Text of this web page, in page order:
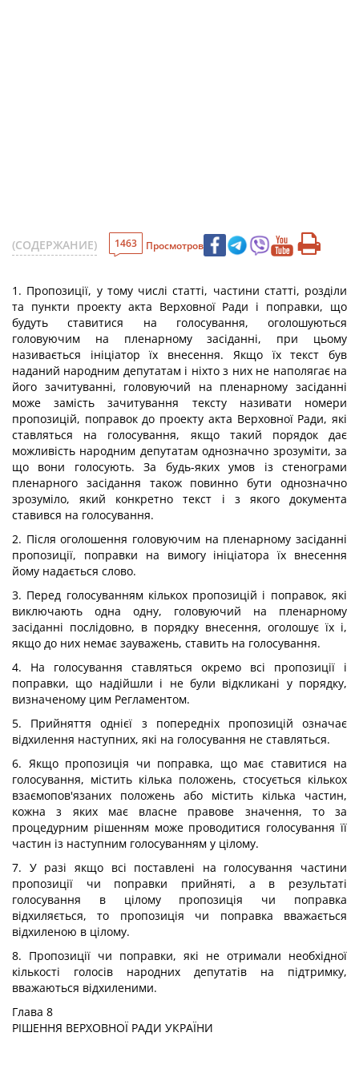
(СОДЕРЖАНИЕ) 1463 Просмотров
1. Пропозиції, у тому числі статті, частини статті, розділи
та пункти проекту акта Верховної Ради і поправки, що
будуть ставитися на голосування, оголошуються
головуючим на пленарному засіданні, при цьому
називається ініціатор їх внесення. Якщо їх текст був
наданий народним депутатам і ніхто з них не наполягає на
його зачитуванні, головуючий на пленарному засіданні
може замість зачитування тексту називати номери
пропозицій, поправок до проекту акта Верховної Ради, які
ставляться на голосування, якщо такий порядок дає
можливість народним депутатам однозначно зрозуміти, за
що вони голосують. За будь-яких умов із стенограми
пленарного засідання також повинно бути однозначно
зрозуміло, який конкретно текст і з якого документа
ставився на голосування.
2. Після оголошення головуючим на пленарному засіданні
пропозиції, поправки на вимогу ініціатора їх внесення
йому надається слово.
3. Перед голосуванням кількох пропозицій і поправок, які
виключають одна одну, головуючий на пленарному
засіданні послідовно, в порядку внесення, оголошує їх і,
якщо до них немає зауважень, ставить на голосування.
4. На голосування ставляться окремо всі пропозиції і
поправки, що надійшли і не були відкликані у порядку,
визначеному цим Регламентом.
5. Прийняття однієї з попередніх пропозицій означає
відхилення наступних, які на голосування не ставляться.
6. Якщо пропозиція чи поправка, що має ставитися на
голосування, містить кілька положень, стосується кількох
взаємопов'язаних положень або містить кілька частин,
кожна з яких має власне правове значення, то за
процедурним рішенням може проводитися голосування її
частин із наступним голосуванням у цілому.
7. У разі якщо всі поставлені на голосування частини
пропозиції чи поправки прийняті, а в результаті
голосування в цілому пропозиція чи поправка
відхиляється, то пропозиція чи поправка вважається
відхиленою в цілому.
8. Пропозиції чи поправки, які не отримали необхідної
кількості голосів народних депутатів на підтримку,
вважаються відхиленими.
Глава 8
РІШЕННЯ ВЕРХОВНОЇ РАДИ УКРАЇНИ